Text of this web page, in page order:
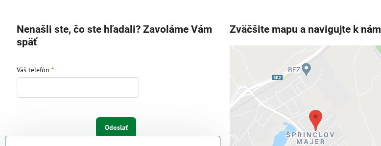
Nenašli ste, čo ste hľadali? Zavoláme Vám
späť
Váš telefón *
Odoslať
Zväčšite mapu a navigujte k nám
Externý obsah je blokovaný
Prajete si načítať externý obsah?
Povoliť tentokrát